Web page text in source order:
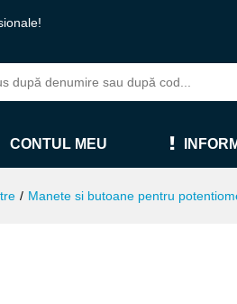
CONTUL MEU
/ Manete si butoane pentru